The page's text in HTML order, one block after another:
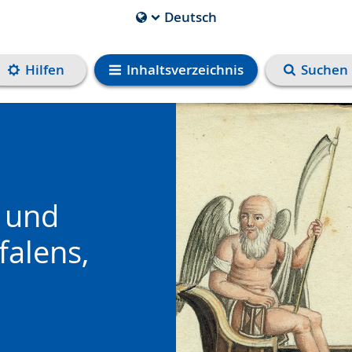
Die
Sprache
ist
Deutsch
Inhaltsverzeichnis
Hilfen Suchen